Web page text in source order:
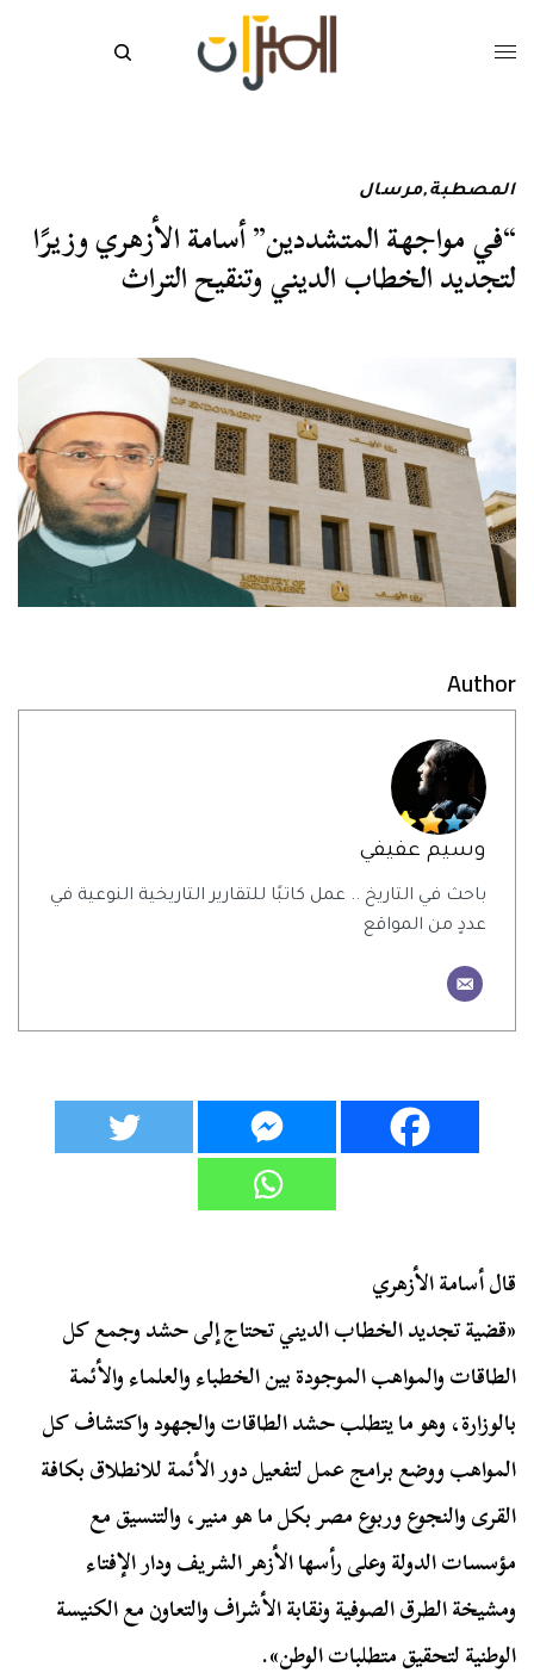
المصطبة,مرسال
“في مواجهة المتشددين” أسامة الأزهري وزيرًا
لتجديد الخطاب الديني وتنقيح التراث
Author
وسيم عفيفي
باحث في التاريخ .. عمل كاتبًا للتقارير التاريخية النوعية في
عددٍ من المواقع
قال أسامة الأزهري
«قضية تجديد الخطاب الديني تحتاج إلى حشد وجمع كل
الطاقات والمواهب الموجودة بين الخطباء والعلماء والأئمة
بالوزارة، وهو ما يتطلب حشد الطاقات والجهود واكتشاف كل
المواهب ووضع برامج عمل لتفعيل دور الأئمة للانطلاق بكافة
القرى والنجوع وربوع مصر بكل ما هو منير، والتنسيق مع
مؤسسات الدولة وعلى رأسها الأزهر الشريف ودار الإفتاء
ومشيخة الطرق الصوفية ونقابة الأشراف والتعاون مع الكنيسة
الوطنية لتحقيق متطلبات الوطن».